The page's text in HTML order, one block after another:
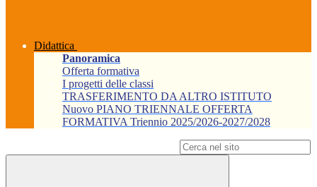
Didattica
Panoramica
Offerta formativa
I progetti delle classi
TRASFERIMENTO DA ALTRO ISTITUTO
Nuovo PIANO TRIENNALE OFFERTA
FORMATIVA Triennio 2025/2026-2027/2028